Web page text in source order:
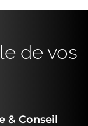
de vos
& Conseil